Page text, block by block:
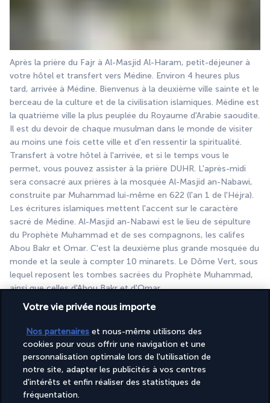
Après la prière du Fajr à Al-Masjid Al-Haram, petit-déjeuner à
votre hôtel et transfert vers Médine. Environ 4 heures plus
tard, arrivée à Médine. Bienvenus à la deuxième ville sainte et le
berceau de la culture et de la civilisation islamiques. Médine est
la quatrième ville la plus peuplée du Royaume d'Arabie saoudite.
Il est du devoir de chaque musulman dans le monde de visiter
au moins une fois cette ville et d'en ressentir la spiritualité.
Transfert à votre hôtel à l'arrivée, et si le temps vous le
permet, vous pouvez assister à la prière DUHR. L'après-midi
sera consacré aux prières à la mosquée Al-Masjid an-Nabawi,
construite par Muhammad lui-même en 622 (l'an 1 de l'Héjra).
Les écritures islamiques mettent l'accent sur le caractère
sacré de Médine. Al-Masjid an-Nabawi est le lieu de sépulture
du Prophète Muhammad et de ses compagnons, les califes
Abou Bakr et Omar. C'est la deuxième plus grande mosquée du
monde et la seule à compter 10 minarets. Le Dôme Vert, sous
lequel reposent les tombes sacrées du Prophète Muhammad,
ainsi que celles d'Abou Bakr et d'Omar.
Déjeuner et dîner libres, nuit à l'hôtel
JOUR 8 : MEDINE
Votre vie privée nous importe
Nos partenaires et nous-même utilisons des
cookies pour vous offrir une navigation et une
personnalisation optimale lors de l'utilisation de
notre site, adapter les publicités à vos centres
d'intérêts et enfin réaliser des statistiques de
fréquentation.